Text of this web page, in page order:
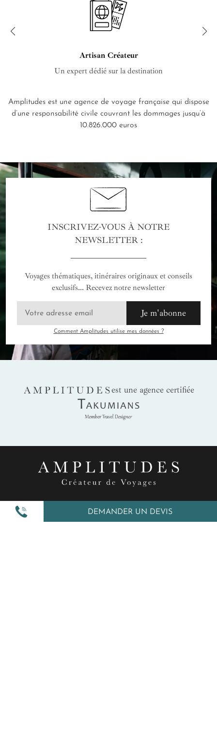
DEMANDER UN DEVIS
Artisan Créateur
Un expert dédié sur la destination
Amplitudes est une agence de voyage française qui dispose
d’une responsabilité civile couvrant les dommages jusqu’à
10.826.000 euros
INSCRIVEZ-VOUS À NOTRE
NEWSLETTER :
Voyages thématiques, itinéraires originaux et conseils
exclusifs... Recevez notre newsletter
Je m'abonne
Comment Amplitudes utilise mes données ?
AMPLITUDES
est une agence certifiée
Takumians